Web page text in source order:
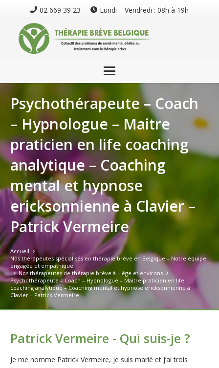
02 669 39 23 Lundi – Vendredi : 08h à 19h
Psychothérapeute – Coach
– Hypnologue – Maitre
praticien en life coaching
analytique – Coaching
mental et hypnose
ericksonnienne à Clavier –
Patrick Vermeire
Accueil
Nos thérapeutes spécialisés en thérapie brève en Belgique – Notre équipe
engagée et empathique
Nos thérapeutes de thérapie brève à Liège et environs
Psychothérapeute – Coach – Hypnologue – Maitre praticien en life
coaching analytique – Coaching mental et hypnose ericksonnienne à
Clavier – Patrick Vermeire
Patrick Vermeire - Qui suis-je ?
Je me nomme Patrick Vermeire, je suis marié et j’ai trois